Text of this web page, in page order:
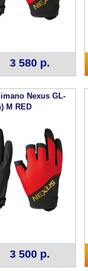
3 580 р.
Nexus GL-
M RED
3 500 р.